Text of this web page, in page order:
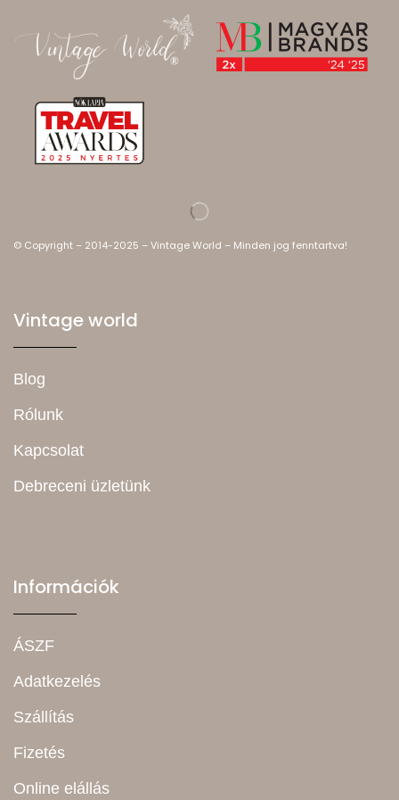
© Copyright – 2014-2025 – Vintage World – Minden jog fenntartva!
Vintage world
Blog
Rólunk
Kapcsolat
Debreceni üzletünk
Információk
ÁSZF
Adatkezelés
Szállítás
Fizetés
Online elállás